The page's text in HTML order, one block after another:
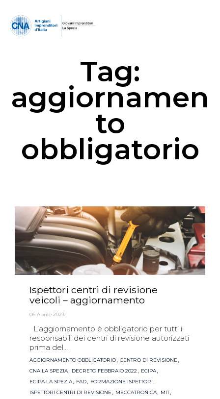
Tag:
aggiornamen
to
obbligatorio
Ispettori centri di revisione
veicoli – aggiornamento
06 Aprile 2023
L’aggiornamento è obbligatorio per tutti i
responsabili dei centri di revisione autorizzati
prima del...
Tags
AGGIORNAMENTO OBBLIGATORIO, CENTRO DI REVISIONE ,
CNA LA SPEZIA, DECRETO FEBBRAIO 2022, ECIPA,
ECIPA LA SPEZIA, FAD, FORMAZIONE ISPETTORI ,
ISPETTORI CENTRI DI REVISIONE , MECCATRONICA, MIT,